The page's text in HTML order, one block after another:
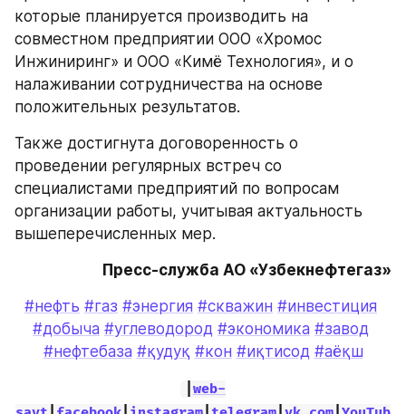
которые планируется производить на
совместном предприятии ООО «Хромос
Инжиниринг» и ООО «Кимё Технология», и о
налаживании сотрудничества на основе
положительных результатов.
Также достигнута договоренность о
проведении регулярных встреч со
специалистами предприятий по вопросам
организации работы, учитывая актуальность
вышеперечисленных мер.
Пресс-служба АО «Узбекнефтегаз»
#нефть #газ #энергия #скважин #инвестиция
#добыча #углеводород #экономика #завод
#нефтебаза #қудуқ #кон #иқтисод #аёқш
web-